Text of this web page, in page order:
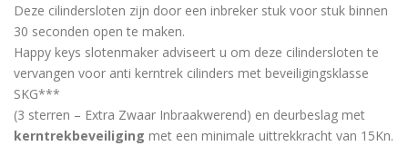
Deze cilindersloten zijn door een inbreker stuk voor stuk binnen
30 seconden open te maken.
Happy keys slotenmaker adviseert u om deze cilindersloten te
vervangen voor anti kerntrek cilinders met beveiligingsklasse
SKG***
(3 sterren – Extra Zwaar Inbraakwerend) en deurbeslag met
kerntrekbeveiliging met een minimale uittrekkracht van 15Kn.